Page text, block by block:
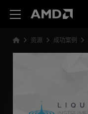
资源 成功案例